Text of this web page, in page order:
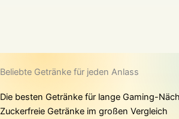
Beliebte Getränke für jeden Anlass
Die besten Getränke für lange Gaming-
Zuckerfreie Getränke im großen Vergleich